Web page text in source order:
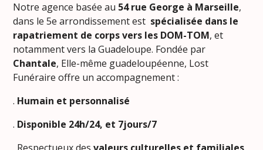
Notre agence basée au 54 rue George à Marseille,
dans le 5e arrondissement est spécialisée dans le
rapatriement de corps vers les DOM-TOM, et
notamment vers la Guadeloupe. Fondée par
Chantale, Elle-même guadeloupéenne, Lost
Funéraire offre un accompagnement :
. Humain et personnalisé
. Disponible 24h/24, et 7jours/7